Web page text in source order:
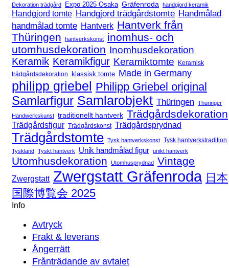
Dekoration trädgård Expo 2025 Osaka Gräfenroda handgjord keramik
Handgjord tomte Handgjord trädgårdstomte Handmålad
handmålad tomte Hantverk Hantverk från
Thüringen
hantverkskonst
inomhus- och
utomhusdekoration Inomhusdekoration
Keramik Keramikfigur Keramiktomte
Keramisk
trädgårdsdekoration
klassisk tomte Made in Germany
philipp griebel Philipp Griebel original
Samlarfigur Samlarobjekt Thüringen Thüringer
Handwerkskunst traditionellt hantverk Trädgårdsdekoration
Trädgårdsfigur Trädgårdskonst Trädgårdsprydnad
Trädgårdstomte Tysk hantverkskonst Tysk hantverkstradition
Tyskland Tyskt hantverk Unik handmålad figur unikt hantverk
Utomhusdekoration Utomhusprydnad Vintage
Zwergstatt Zwergstatt Gräfenroda 日本
国際博覧会 2025
Info
Avtryck
Frakt & leverans
Ångerrätt
Frånträdande av avtalet